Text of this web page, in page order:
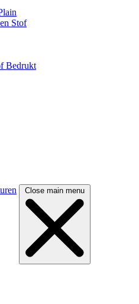
Stof
Bedrukt
Close main menu